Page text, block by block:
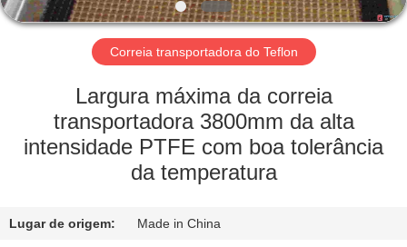
EXCURSÃO
FÁBRICA
CONTROLE
Correia transportadora do Teflon
Largura máxima da correia
transportadora 3800mm da alta
intensidade PTFE com boa tolerância
da temperatura
Lugar de origem: Made in China